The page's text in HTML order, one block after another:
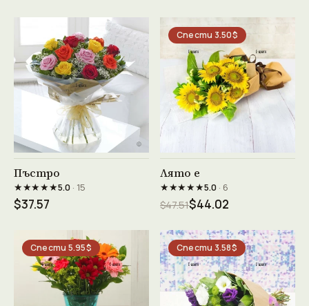
Пъстро
★★★★★5.0· 15
$37.57
Спести 3.50$
Лято е
★★★★★5.0· 6
$47.51$44.02
Спести 5.95$ Спести 3.58$